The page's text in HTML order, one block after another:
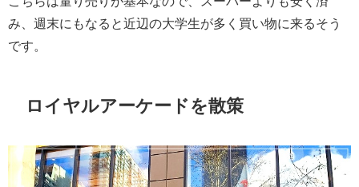
み、週末にもなると近辺の大学生が多く買い物に来るそう
です。
ロイヤルアーケードを散策